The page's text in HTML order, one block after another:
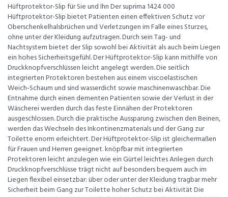
Hüftprotektor-Slip für Sie und Ihn Der suprima 1424 000
Hüftprotektor-Slip bietet Patienten einen effektiven Schutz vor
Oberschenkelhalsbrüchen und Verletzungen im Falle eines Sturzes,
ohne unter der Kleidung aufzutragen. Durch sein Tag- und
Nachtsystem bietet der Slip sowohl bei Aktivität als auch beim Liegen
ein hohes Sicherheitsgefühl. Der Hüftprotektor-Slip kann mithilfe von
Druckknopfverschlüssen leicht angelegt werden. Die seitlich
integrierten Protektoren bestehen aus einem viscoelastischen
Weich-Schaum und sind wasserdicht sowie maschinenwaschbar. Die
Entnahme durch einen dementen Patienten sowie der Verlust in der
Wäscherei werden durch das feste Einnähen der Protektoren
ausgeschlossen. Durch die praktische Aussparung zwischen den Beinen,
werden das Wechseln des Inkontinenzmaterials und der Gang zur
Toilette enorm erleichtert. Der Hüftprotektor-Slip ist gleichermaßen
für Frauen und Herren geeignet. knöpfbar mit integrierten
Protektoren leicht anzulegen wie ein Gürtel leichtes Anlegen durch
Druckknopfverschlüsse trägt nicht auf besonders bequem auch im
Liegen flexibel einsetzbar: über oder unter der Kleidung tragbar mehr
Sicherheit beim Gang zur Toilette hoher Schutz bei Aktivität Die